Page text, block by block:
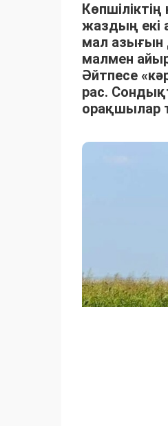
жаздың
мал азығын
малмен
Әйтпесе
рас.
орақшылар